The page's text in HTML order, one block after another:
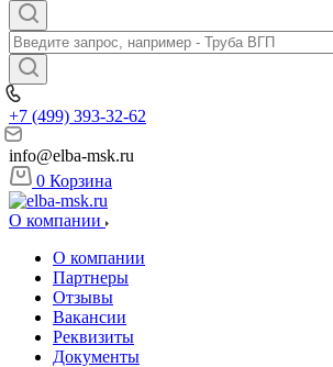
+7 (499) 393-32-62
info@elba-msk.ru
0 Корзина
О компании
О компании
Партнеры
Отзывы
Вакансии
Реквизиты
Документы